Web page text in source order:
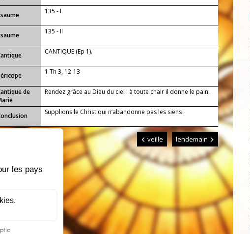
135 - I
135 - II
CANTIQUE (Ep 1).
1 Th 3, 12-13
de
Rendez grâce au Dieu du ciel : à toute chair il donne le pain.
Supplions le Christ qui n’abandonne pas les siens :
veille lendemain